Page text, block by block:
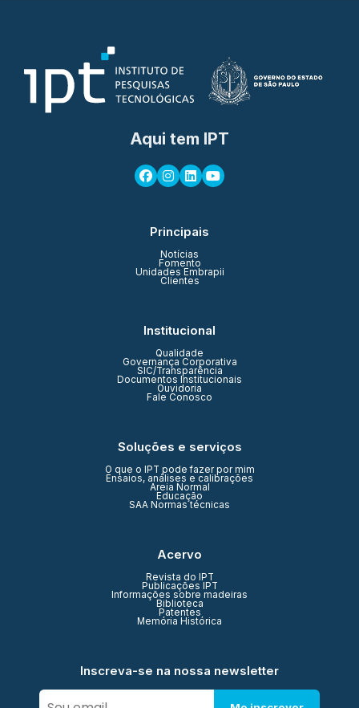
Aqui tem IPT
Principais
Notícias
Fomento
Unidades Embrapii
Clientes
Institucional
Qualidade
Governança Corporativa
SIC/Transparência
Documentos Institucionais
Ouvidoria
Fale Conosco
Soluções e serviços
O que o IPT pode fazer por mim
Ensaios, análises e calibrações
Areia Normal
Educação
SAA Normas técnicas
Acervo
Revista do IPT
Publicações IPT
Informações sobre madeiras
Biblioteca
Patentes
Memória Histórica
Inscreva-se na nossa newsletter